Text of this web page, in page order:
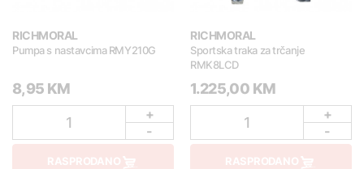
RICHMORAL
Pumpa s nastavcima RMY210G
8,95 KM
1
+
-
RASPRODANO
RICHMORAL
Sportska traka za trčanje
RMK8LCD
1.225,00 KM
1
+
-
RASPRODANO